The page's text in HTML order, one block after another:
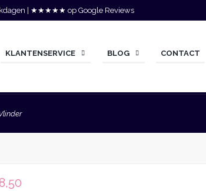
| ★★★★★ op Google Reviews
KLANTENSERVICE BLOG CONTACT